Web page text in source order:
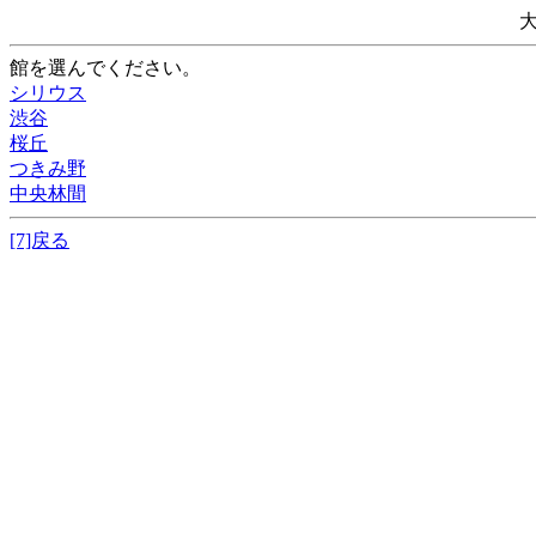
館を選んでください。
シリウス
渋谷
桜丘
つきみ野
中央林間
[7]戻る